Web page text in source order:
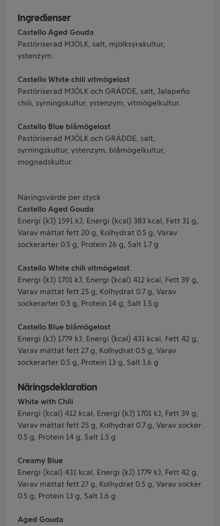
Ingredienser
Castello Aged Gouda
Pastöriserad MJÖLK, salt, mjölksyrakultur,
ystenzym.
Castello White chili vitmögelost
Pastöriserad MJÖLK och GRÄDDE, salt, Jalapeño
chili, syrningskultur, ystenzym, vitmögelkultur.
Castello Blue blåmögelost
Pastöriserad MJÖLK och GRÄDDE, salt,
syrningskultur, ystenzym, blåmögelkultur,
mognadskultur.
Näringsvärde per styck
Castello Aged Gouda
Energi (kJ) 1591 kJ, Energi (kcal) 383 kcal, Fett 31 g,
Varav mättat fett 20 g, Kolhydrat 0.5 g, Varav
sockerarter 0.5 g, Protein 26 g, Salt 1.7 g
Castello White chili vitmögelost
Energi (kJ) 1701 kJ, Energi (kcal) 412 kcal, Fett 39 g,
Varav mättat fett 25 g, Kolhydrat 0.7 g, Varav
sockerarter 0.5 g, Protein 14 g, Salt 1.5 g
Castello Blue blåmögelost
Energi (kJ) 1779 kJ, Energi (kcal) 431 kcal, Fett 42 g,
Varav mättat fett 27 g, Kolhydrat 0.5 g, Varav
sockerarter 0.5 g, Protein 13 g, Salt 1.6 g
Näringsdeklaration
White with Chili
Energi (kcal) 412 kcal, Energi (kJ) 1701 kJ, Fett 39 g,
Varav mättat fett 25 g, Kolhydrat 0.7 g, Varav socker
0.5 g, Protein 14 g, Salt 1.5 g
Creamy Blue
Energi (kcal) 431 kcal, Energi (kJ) 1779 kJ, Fett 42 g,
Varav mättat fett 27 g, Kolhydrat 0.5 g, Varav socker
0.5 g, Protein 13 g, Salt 1.6 g
Aged Gouda